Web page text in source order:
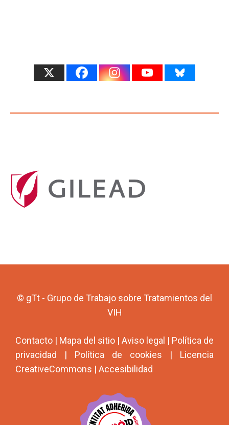
© gTt - Grupo de Trabajo sobre Tratamientos del
VIH
Contacto | Mapa del sitio | Aviso legal | Política de
privacidad | Política de cookies | Licencia
CreativeCommons | Accesibilidad